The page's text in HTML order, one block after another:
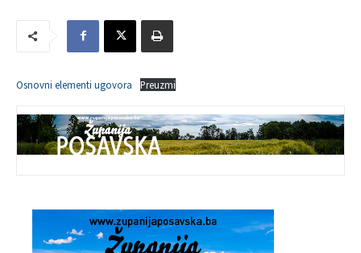
Osnovni elementi ugovora Preuzmi